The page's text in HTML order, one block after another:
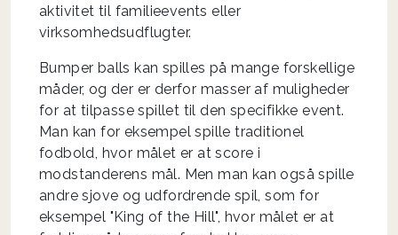
aktivitet til familieevents eller
virksomhedsudflugter.
Bumper balls kan spilles på mange forskellige
måder, og der er derfor masser af muligheder
for at tilpasse spillet til den specifikke event.
Man kan for eksempel spille traditionel
fodbold, hvor målet er at score i
modstanderens mål. Men man kan også spille
andre sjove og udfordrende spil, som for
eksempel "King of the Hill", hvor målet er at